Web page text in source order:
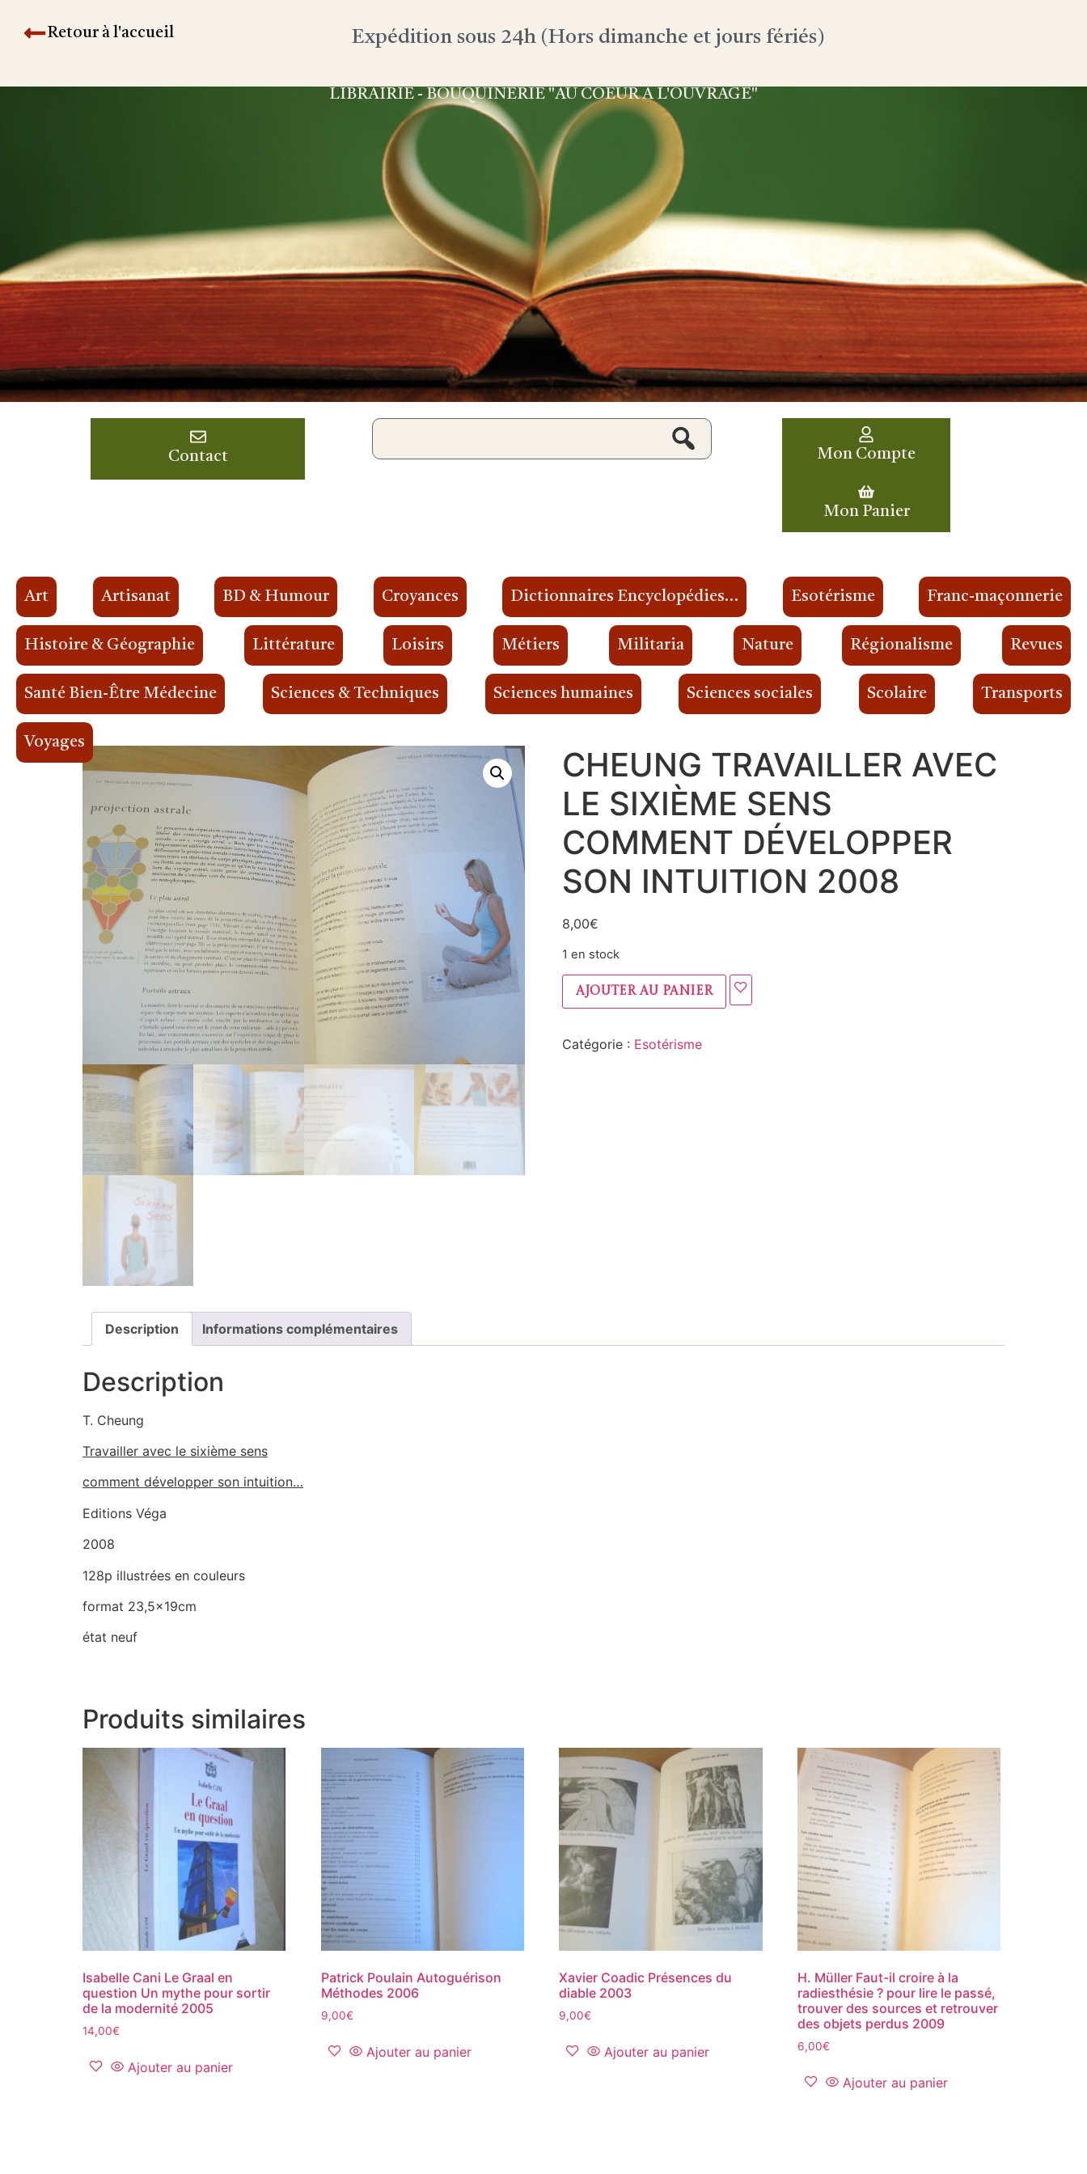
Retour à l'accueil Expédition sous 24h (Hors dimanche et jours fériés)
LIBRAIRIE - BOUQUINERIE "AU COEUR À L'OUVRAGE"
Contact Mon Compte
Mon Panier
Art Artisanat BD & Humour Croyances Dictionnaires Encyclopédies… Esotérisme Franc-maçonnerie
Histoire & Géographie Littérature Loisirs Métiers Militaria Nature Régionalisme Revues
Santé Bien-Être Médecine Sciences & Techniques Sciences humaines Sciences sociales Scolaire Transports
Voyages
CHEUNG TRAVAILLER AVEC
LE SIXIÈME SENS
COMMENT DÉVELOPPER
SON INTUITION 2008
8,00€
1 en stock
Ajouter au panier
Catégorie : Esotérisme
Description Informations complémentaires
Description
T. Cheung
Travailler avec le sixième sens
comment développer son intuition…
Editions Véga
2008
128p illustrées en couleurs
format 23,5x19cm
état neuf
Produits similaires
Isabelle Cani Le Graal en
question Un mythe pour sortir
de la modernité 2005
14,00€
Ajouter au panier
Patrick Poulain Autoguérison
Méthodes 2006
9,00€
Ajouter au panier
Xavier Coadic Présences du
diable 2003
9,00€
Ajouter au panier
H. Müller Faut-il croire à la
radiesthésie ? pour lire le passé,
trouver des sources et retrouver
des objets perdus 2009
6,00€
Ajouter au panier